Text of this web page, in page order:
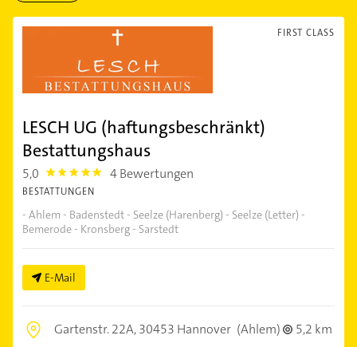
FIRST CLASS
LESCH UG (haftungsbeschränkt)
Bestattungshaus
5,0 5.0 4 Bewertungen
BESTATTUNGEN
- Ahlem - Badenstedt - Seelze (Harenberg) - Seelze (Letter) -
Bemerode - Kronsberg - Sarstedt
E-Mail
Gartenstr. 22A,30453 Hannover (Ahlem)
5,2 km